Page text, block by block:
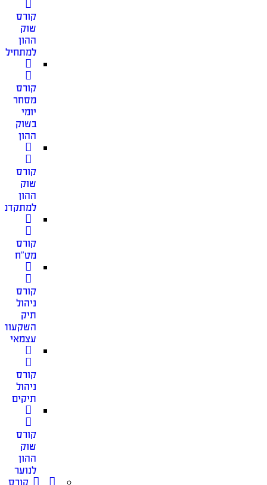
קורס
שוק
ההון
קורס
מסחר
יומי
בשוק
ההון
קורס
שוק
ההון
קורס
מט”ח
קורס
ניהול
תיק
השקעות
עצמאי
קורס
ניהול
תיקים
קורס
שוק
ההון
לנוער
קורס